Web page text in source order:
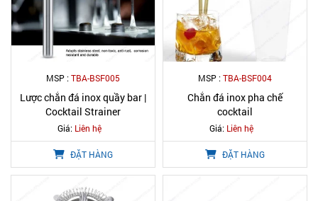
MSP :TBA-BSF005
Lược chắn đá inox quầy bar |
Cocktail Strainer
Giá: Liên hệ
ĐẶT HÀNG
MSP :TBA-BSF004
Chắn đá inox pha chế
cocktail
Giá: Liên hệ
ĐẶT HÀNG